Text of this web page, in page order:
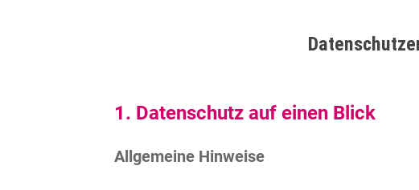
1. Datenschutz auf einen Blick
Allgemeine Hinweise